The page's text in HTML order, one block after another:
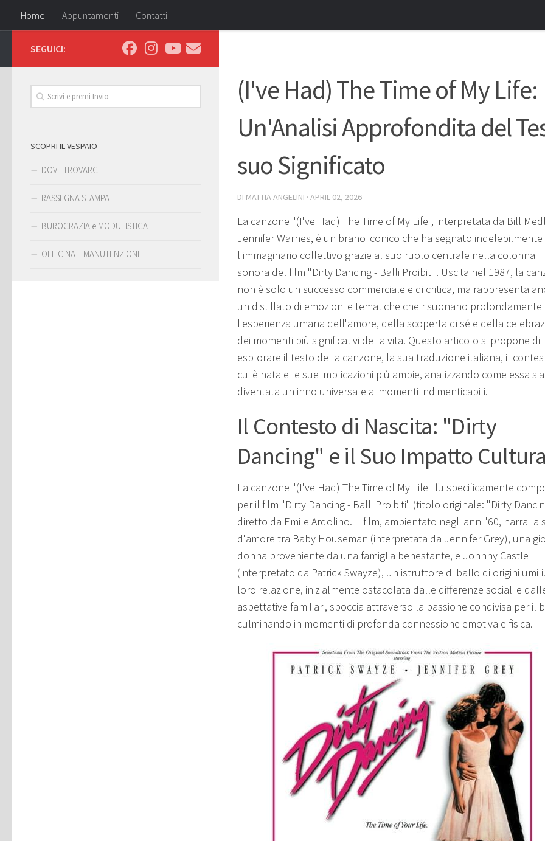
Home Appuntamenti Contatti
(I've Had) The Time of My Life:
Un'Analisi Approfondita del
suo Significato
DI MATTIA ANGELINI · APRIL 02, 2026
La canzone "(I've Had) The Time of My Life", interpretata da Bill
Jennifer Warnes, è un brano iconico che ha segnato indelebilmente
l'immaginario collettivo grazie al suo ruolo centrale nella colonna
sonora del film "Dirty Dancing - Balli Proibiti". Uscita nel 1987, la
non è solo un successo commerciale e di critica, ma rappresenta
un distillato di emozioni e tematiche che risuonano profondamente
l'esperienza umana dell'amore, della scoperta di sé e della
dei momenti più significativi della vita. Questo articolo si propone di
esplorare il testo della canzone, la sua traduzione italiana, il
cui è nata e le sue implicazioni più ampie, analizzando come essa sia
diventata un inno universale ai momenti indimenticabili.
Il Contesto di Nascita: "Dirty
Dancing" e il Suo Impatto
La canzone "(I've Had) The Time of My Life" fu specificamente
per il film "Dirty Dancing - Balli Proibiti" (titolo originale: "Dirty
diretto da Emile Ardolino. Il film, ambientato negli anni '60, narra la
d'amore tra Baby Houseman (interpretata da Jennifer Grey), una
donna proveniente da una famiglia benestante, e Johnny Castle
(interpretato da Patrick Swayze), un istruttore di ballo di origini
loro relazione, inizialmente ostacolata dalle differenze sociali e
aspettative familiari, sboccia attraverso la passione condivisa per il
culminando in momenti di profonda connessione emotiva e fisica.
SEGUICI:
SCOPRI IL VESPAIO
DOVE TROVARCI
RASSEGNA STAMPA
BUROCRAZIA e MODULISTICA
OFFICINA E MANUTENZIONE